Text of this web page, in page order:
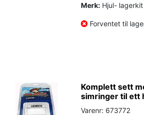
Merk: Hjul-
Forventet til
Komplett sett
simringer til ett
Varenr: 673772